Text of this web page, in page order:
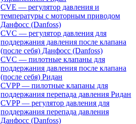
CVE — регулятор давления и
температуры с моторным приводом
Данфосс (Danfoss)
CVС — регулятор давления для
поддержания давления после клапана
(после себя) Данфосс (Danfoss)
CVС — пилотные клапаны для
поддержания давления после клапана
(после себя) Ридан
CVPP — пилотные клапаны для
поддержания перепада давления Ридан
CVPP — регулятор давления для
поддержания перепада давления
Данфосс (Danfoss)